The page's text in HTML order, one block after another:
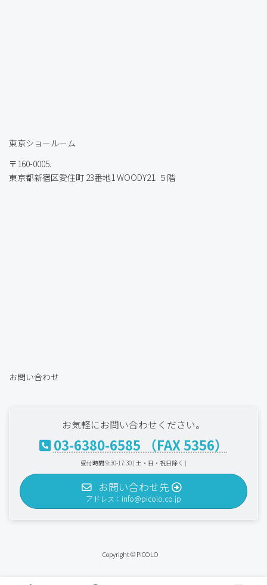
東京ショールーム
〒160-0005.
東京都新宿区愛住町 23番地1 WOODY21. ５階
お問い合わせ
お気軽にお問い合わせください。
03-6380-6585 （FAX 5356）
受付時間 9:30-17:30 [ 土・日・祝日除く ]
お問い合わせ先
アドレス：info@picolo.co.jp
Copyright © PICOLO